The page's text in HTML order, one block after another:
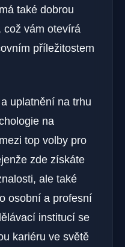
také dobrou
což vám otevírá
příležitostem
uplatnění na trhu
na
top volby pro
zde získáte
ale také
osobní a profesní
institucí se
kariéru ve světě